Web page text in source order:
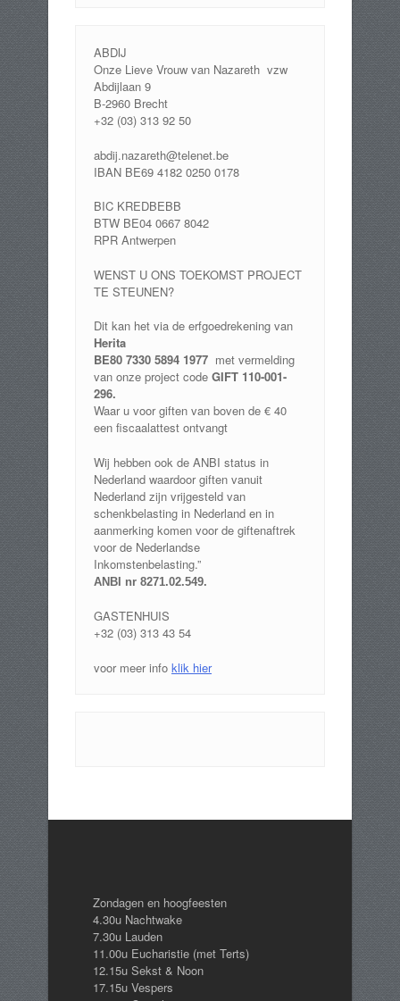
ABDIJ
Onze Lieve Vrouw van Nazareth vzw
Abdijlaan 9
B-2960 Brecht
+32 (03) 313 92 50
abdij.nazareth@telenet.be
IBAN BE69 4182 0250 0178
BIC KREDBEBB
BTW BE04 0667 8042
RPR Antwerpen
WENST U ONS TOEKOMST PROJECT
TE STEUNEN?
Dit kan het via de erfgoedrekening van
Herita
BE80 7330 5894 1977 met vermelding
van onze project code GIFT 110-001-
296.
Waar u voor giften van boven de € 40
een fiscaalattest ontvangt
Wij hebben ook de ANBI status in
Nederland waardoor giften vanuit
Nederland zijn vrijgesteld van
schenkbelasting in Nederland en in
aanmerking komen voor de giftenaftrek
voor de Nederlandse
Inkomstenbelasting.”
ANBI nr 8271.02.549.
GASTENHUIS
+32 (03) 313 43 54
voor meer info klik hier
Zondagen en hoogfeesten
4.30u Nachtwake
7.30u Lauden
11.00u Eucharistie (met Terts)
12.15u Sekst & Noon
17.15u Vespers